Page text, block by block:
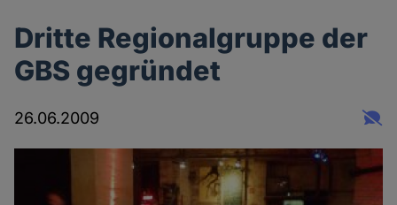
Dritte Regionalgruppe der
GBS gegründet
26.06.2009